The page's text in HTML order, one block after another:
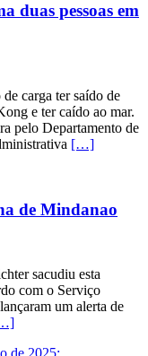
duas pessoas em
carga ter saído de
e ter caído ao mar.
pelo Departamento de
[…]
de Mindanao
sacudiu esta
com o Serviço
um alerta de